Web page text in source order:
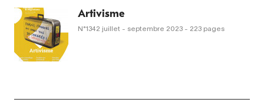
Artivisme
N°1342 juillet - septembre 2023 - 223 pages